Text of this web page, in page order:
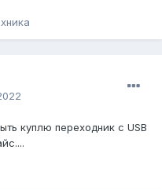
куплю переходник с USB